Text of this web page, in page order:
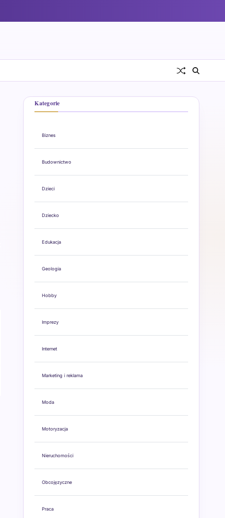
Kategorie
Biznes
Budownictwo
Dzieci
Dziecko
Edukacja
Geologia
Hobby
Imprezy
Internet
Marketing i reklama
Moda
Motoryzacja
Nieruchomości
Obcojęzyczne
Praca